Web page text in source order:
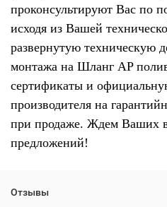
проконсультируют Вас по
исходя из Вашей
развернутую техническую
монтажа на Шланг AP
сертификаты и
производителя на
при продаже. Ждем Ваших
предложений!
Отзывы